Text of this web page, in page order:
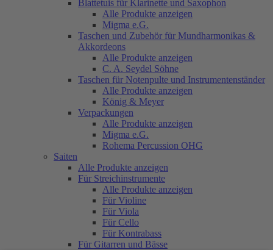
Blattetuis für Klarinette und Saxophon
Alle Produkte anzeigen
Migma e.G.
Taschen und Zubehör für Mundharmonikas &
Akkordeons
Alle Produkte anzeigen
C. A. Seydel Söhne
Taschen für Notenpulte und Instrumentenständer
Alle Produkte anzeigen
König & Meyer
Verpackungen
Alle Produkte anzeigen
Migma e.G.
Rohema Percussion OHG
Saiten
Alle Produkte anzeigen
Für Streichinstrumente
Alle Produkte anzeigen
Für Violine
Für Viola
Für Cello
Für Kontrabass
Für Gitarren und Bässe